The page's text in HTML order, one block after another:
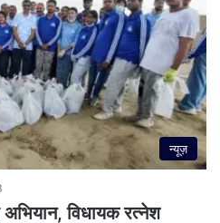
न्यूज़
विधायक रत्नेश